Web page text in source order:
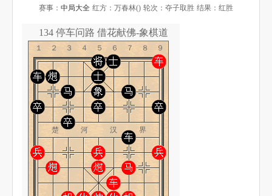
象棋小游戏
赛事： 中局大全 红方：万春林() 轮次：夺子取胜 结果：红胜
134 停车问路 借花献佛-象棋道
１２３４５６７８９
楚 河 汉 界